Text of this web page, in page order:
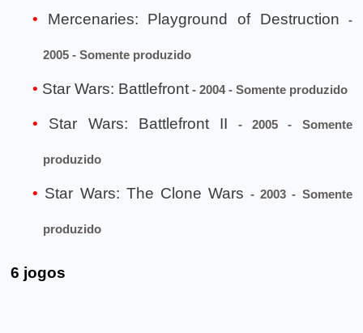
Mercenaries: Playground of Destruction -
2005 - Somente produzido
Star Wars: Battlefront - 2004 - Somente produzido
Star Wars: Battlefront II - 2005 - Somente
produzido
Star Wars: The Clone Wars - 2003 - Somente
produzido
6 jogos